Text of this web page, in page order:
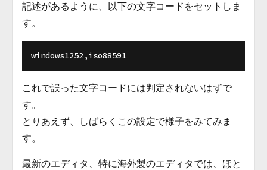
記述があるように、以下の文字コードをセットしま
す。
これで誤った文字コードには判定されないはずで
す。
とりあえず、しばらくこの設定で様子をみてみま
す。
最新のエディタ、特に海外製のエディタでは、ほと